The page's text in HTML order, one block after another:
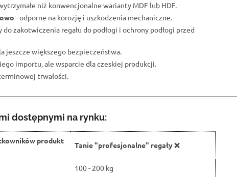
niż konwencjonalne warianty MDF lub HDF.
- odporne na korozję i uszkodzenia mechaniczne.
do zakotwiczenia regału do podłogi i ochrony podłogi przed
jeszcze większego bezpieczeństwa.
importu, ale wsparcie dla czeskiej produkcji.
trwałości.
dostępnymi na rynku:
produkt
Tanie "profesjonalne" regały ❌
100 - 200 kg